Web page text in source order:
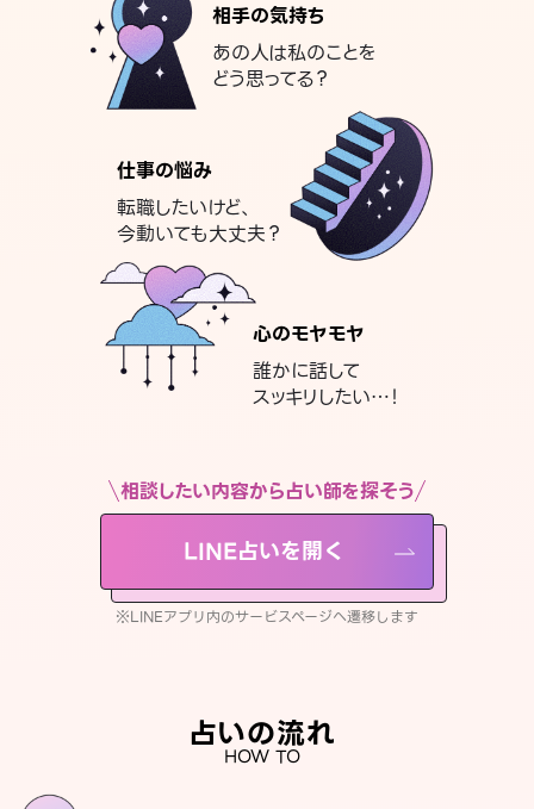
相手の気持ち
あの人は私のことを
どう思ってる？
仕事の悩み
転職したいけど、
今動いても大丈夫？
心のモヤモヤ
誰かに話して
スッキリしたい…！
相談したい内容から占い師を探そう
LINE占いを開く
※LINEアプリ内のサービスページへ遷移します
占いの流れ
HOW TO